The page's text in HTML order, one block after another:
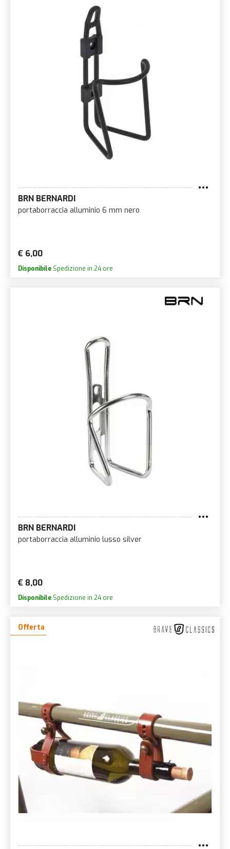
BRN BERNARDI
portaborraccia alluminio 6 mm nero
€ 6,00
Disponibile Spedizione in 24 ore
BRN BERNARDI
portaborraccia alluminio lusso silver
€ 8,00
Disponibile Spedizione in 24 ore
Offerta